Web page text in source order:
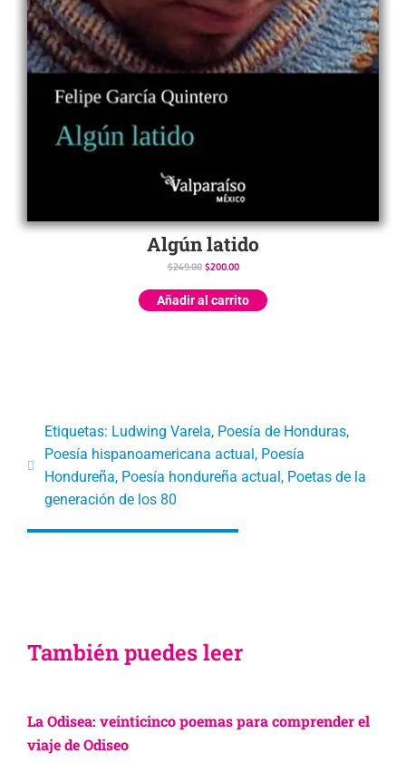
Algún latido
$249.00 $200.00
Añadir al carrito
Etiquetas: Ludwing Varela, Poesía de Honduras,
Poesía hispanoamericana actual, Poesía
Hondureña, Poesía hondureña actual, Poetas de la
generación de los 80
También puedes leer
La Odisea: veinticinco poemas para comprender el
viaje de Odiseo